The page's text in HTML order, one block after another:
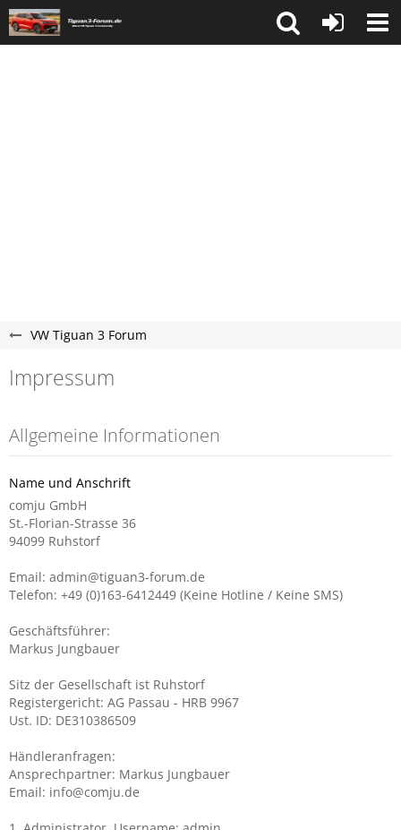
VW Tiguan 3 Forum
Impressum
Allgemeine Informationen
Name und Anschrift
comju GmbH
St.-Florian-Strasse 36
94099 Ruhstorf
Email: admin@tiguan3-forum.de
Telefon: +49 (0)163-6412449 (Keine Hotline / Keine SMS)
Geschäftsführer:
Markus Jungbauer
Sitz der Gesellschaft ist Ruhstorf
Registergericht: AG Passau - HRB 9967
Ust. ID: DE310386509
Händleranfragen:
Ansprechpartner: Markus Jungbauer
Email: info@comju.de